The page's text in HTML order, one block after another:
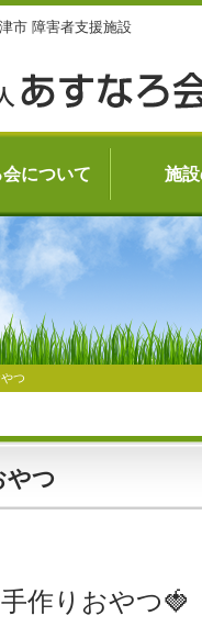
市 障害者支援施設
について 施
つ
やつ
手作りおやつ